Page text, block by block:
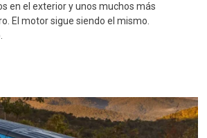
en el exterior y unos muchos más
El motor sigue siendo el mismo.